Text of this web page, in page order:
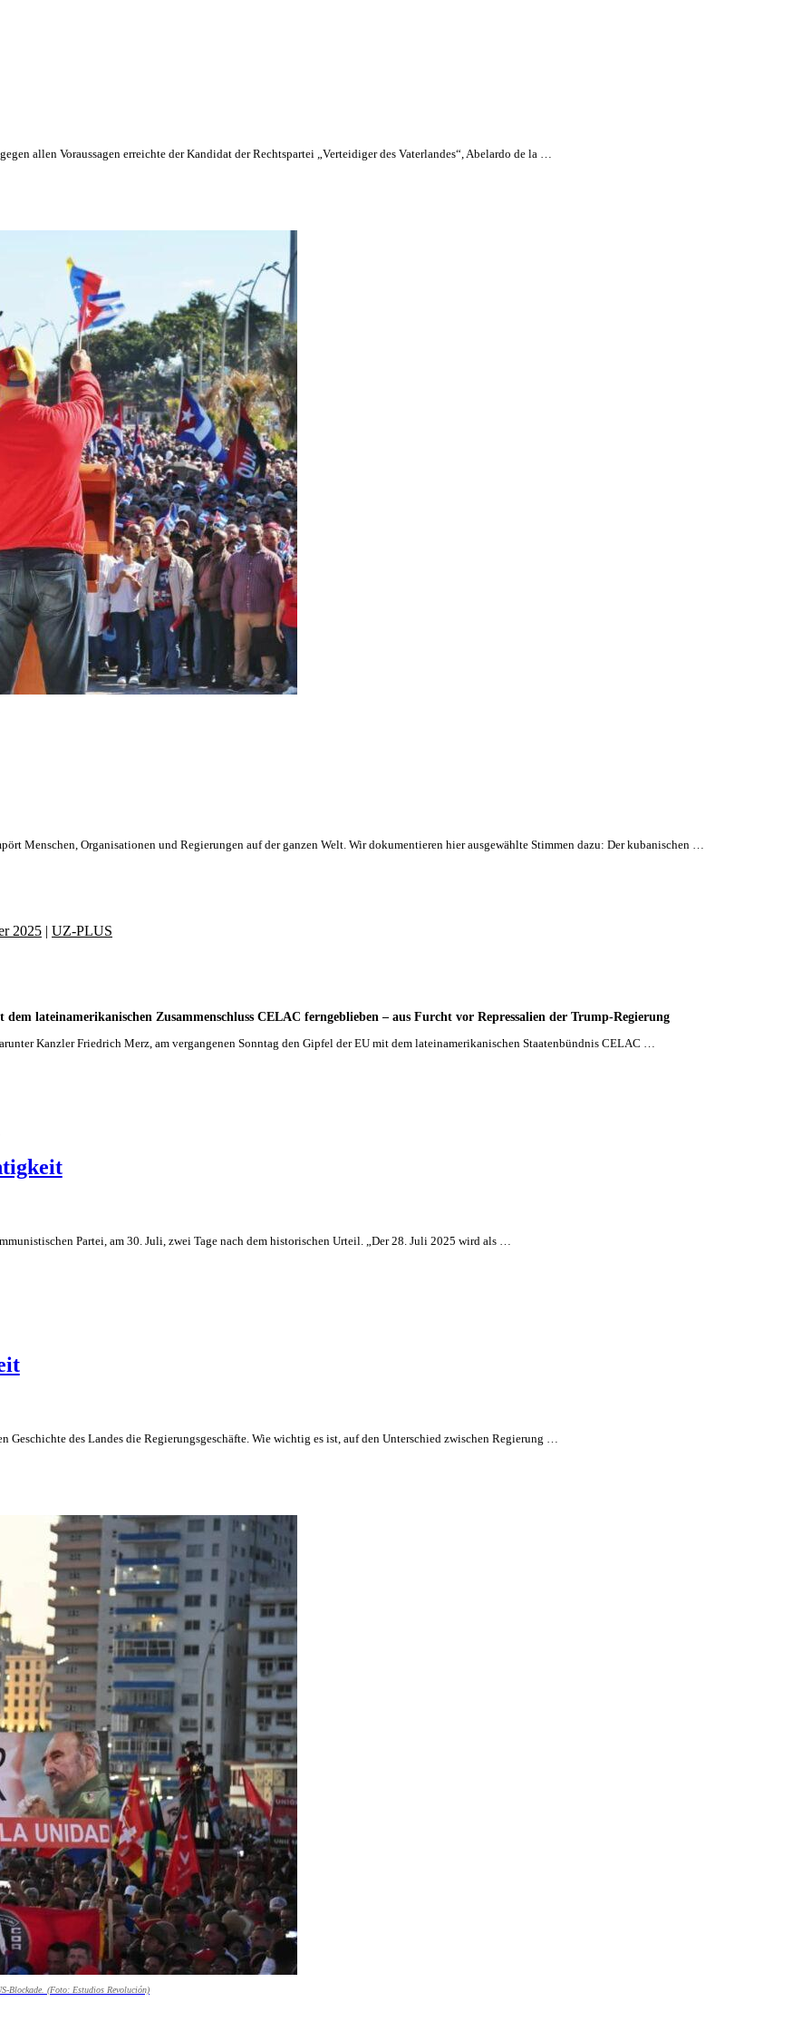
allen Voraussagen erreichte der Kandidat der Rechtspartei „Verteidiger des Vaterlandes“, Abelardo de la …
Menschen, Organisationen und Regierungen auf der ganzen Welt. Wir dokumentieren hier ausgewählte Stimmen dazu: Der kubanischen …
lateinamerikanischen Zusammenschluss CELAC ferngeblieben – aus Furcht vor Repressalien der Trump-Regierung
2025 | UZ-PLUS
Kanzler Friedrich Merz, am vergangenen Sonntag den Gipfel der EU mit dem lateinamerikanischen Staatenbündnis CELAC …
Partei, am 30. Juli, zwei Tage nach dem historischen Urteil. „Der 28. Juli 2025 wird als …
des Landes die Regierungsgeschäfte. Wie wichtig es ist, auf den Unterschied zwischen Regierung …
Blockade. (Foto: Estudios Revolución)